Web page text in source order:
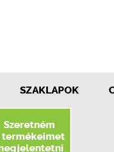
SZAKLAPOK
Szeretném
termékeimet